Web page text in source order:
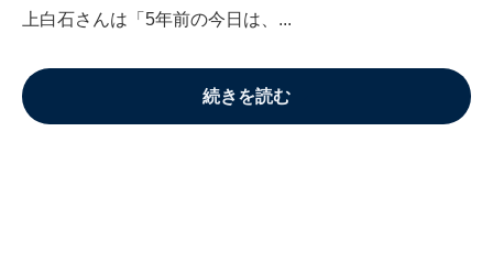
上白石さんは「5年前の今日は、...
続きを読む